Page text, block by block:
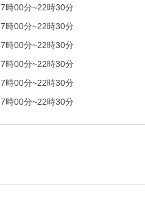
7時00分~22時30分
7時00分~22時30分
7時00分~22時30分
7時00分~22時30分
7時00分~22時30分
7時00分~22時30分